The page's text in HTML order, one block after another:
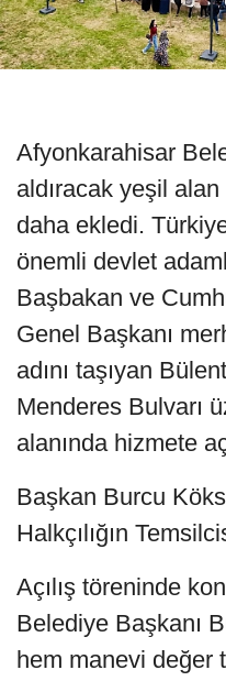
Afyonkarahisar
aldıracak yeşil
daha ekledi.
önemli devlet
Başbakan ve
Genel Başkanı
adını taşıyan
Menderes Bulvarı
alanında hizmete
Başkan Burcu
Halkçılığın
Açılış töreninde
Belediye Başkanı
hem manevi değer